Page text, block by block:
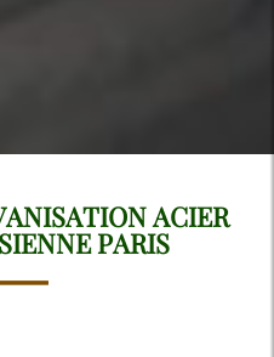
ACIER
PARIS